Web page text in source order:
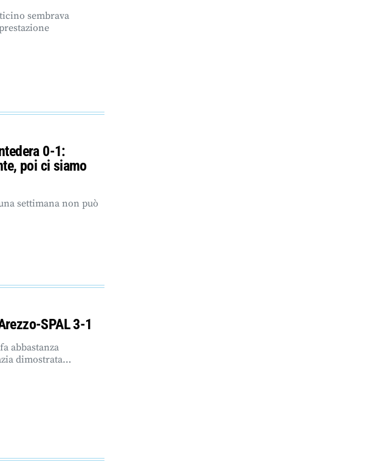
sembrava
0-1:
poi ci siamo
settimana non può
SPAL 3-1
abbastanza
dimostrata…